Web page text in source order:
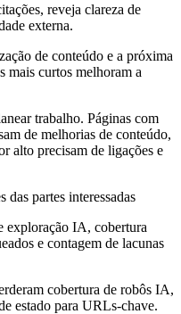
reveja clareza de
externa.
de conteúdo e a próxima
mais curtos melhoram a
trabalho. Páginas com
de melhorias de conteúdo,
alto precisam de ligações e
das partes interessadas
exploração IA, cobertura
e contagem de lacunas
cobertura de robôs IA,
estado para URLs-chave.